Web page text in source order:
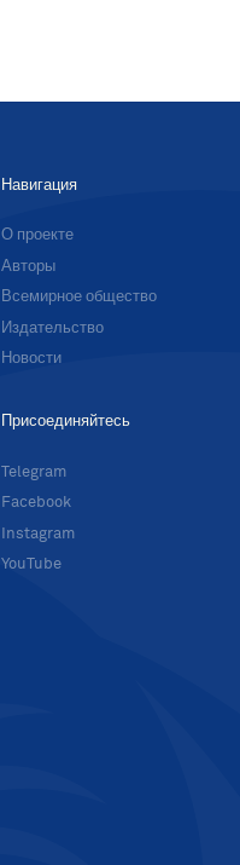
Навигация
О проекте
Авторы
Всемирное общество
Издательство
Новости
Присоединяйтесь
Telegram
Facebook
Instagram
YouTube